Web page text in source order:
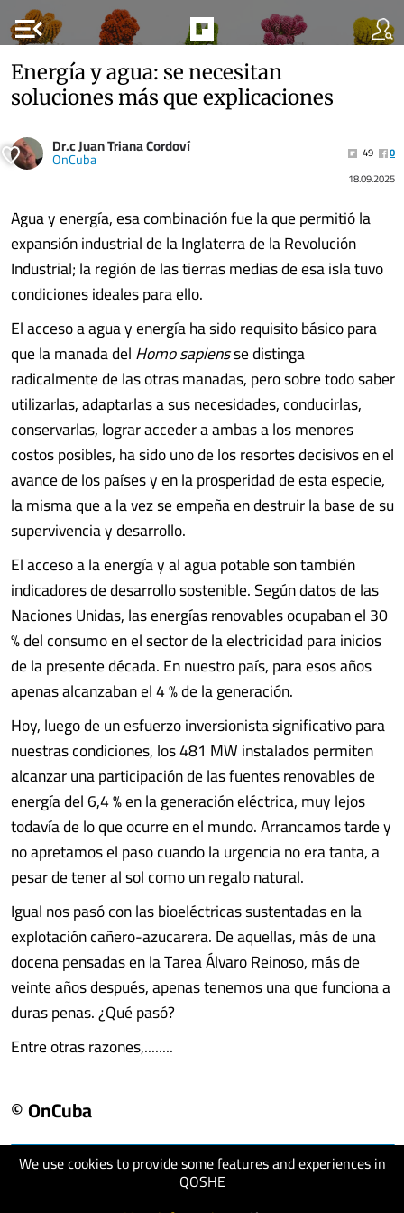
menu_open
We use cookies to provide some features and experiences in
QOSHE
Energía y agua: se necesitan
soluciones más que explicaciones
Dr.c Juan Triana Cordoví
OnCuba 49
0
18.09.2025
Agua y energía, esa combinación fue la que permitió la
expansión industrial de la Inglaterra de la Revolución
Industrial; la región de las tierras medias de esa isla tuvo
condiciones ideales para ello.
El acceso a agua y energía ha sido requisito básico para
que la manada delHomo sapiensse distinga
radicalmente de las otras manadas, pero sobre todo saber
utilizarlas, adaptarlas a sus necesidades, conducirlas,
conservarlas, lograr acceder a ambas a los menores
costos posibles, ha sido uno de los resortes decisivos en el
avance de los países y en la prosperidad de esta especie,
la misma que a la vez se empeña en destruir la base de su
supervivencia y desarrollo.
El acceso a la energía y al agua potable son también
indicadores de desarrollo sostenible. Según datos de las
Naciones Unidas, las energías renovables ocupaban el 30
% del consumo en el sector de la electricidad para inicios
de la presente década. En nuestro país, para esos años
apenas alcanzaban el 4 % de la generación.
Hoy, luego de un esfuerzo inversionista significativo para
nuestras condiciones, los 481 MW instalados permiten
alcanzar una participación de las fuentes renovables de
energía del 6,4 % en la generación eléctrica, muy lejos
todavía de lo que ocurre en el mundo. Arrancamos tarde y
no apretamos el paso cuando la urgencia no era tanta, a
pesar de tener al sol como un regalo natural.
Igual nos pasó con las bioeléctricas sustentadas en la
explotación cañero-azucarera. De aquellas, más de una
docena pensadas en la Tarea Álvaro Reinoso, más de
veinte años después, apenas tenemos una que funciona a
duras penas. ¿Qué pasó?
Entre otras razones,........
© OnCuba
visit website